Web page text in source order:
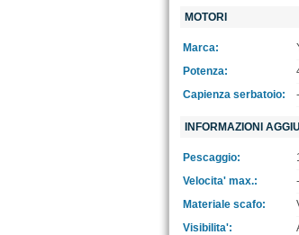
MOTORI
Marca:
Potenza:
Capienza serbatoio:
INFORMAZIONI
Pescaggio:
Velocita' max.:
Materiale scafo:
Visibilita':